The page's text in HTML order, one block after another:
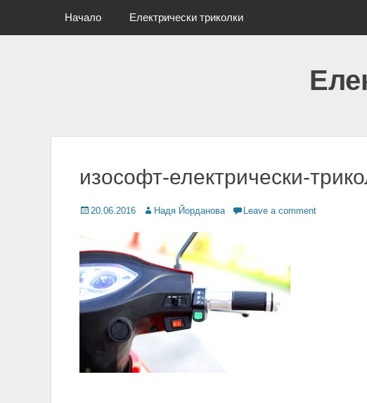
Primary Menu
Начало Електрически триколки
изософт-електрически-
Posted
20.06.2016 Author
Надя Йорданова Leave a comment